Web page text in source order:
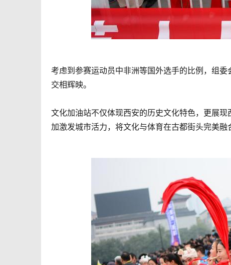
考虑到参赛运动员中非洲等国外选手的比例，组
交相辉映。
文化加油站不仅体现西安的历史文化特色，更展
加激发城市活力，将文化与体育在古都街头完美融